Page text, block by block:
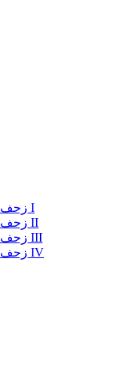
زحف الوحوش (فريق) I
زحف الوحوش (فريق) II
زحف الوحوش (فريق) III
زحف الوحوش (فريق) IV